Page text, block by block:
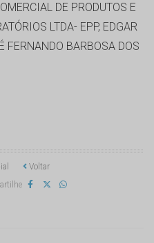
DE PRODUTOS E
LTDA- EPP, EDGAR
FERNANDO BARBOSA DOS
Voltar